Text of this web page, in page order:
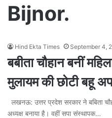
Bijnor.
Hind Ekta Times September 4,
बबीता चौहान बनीं
मुलायम की छोटी बहू
लखनऊ: उत्तर प्रदेश सरकार ने बबिता
अध्यक्ष बनाया है। वहीं सपा संस्थापक…